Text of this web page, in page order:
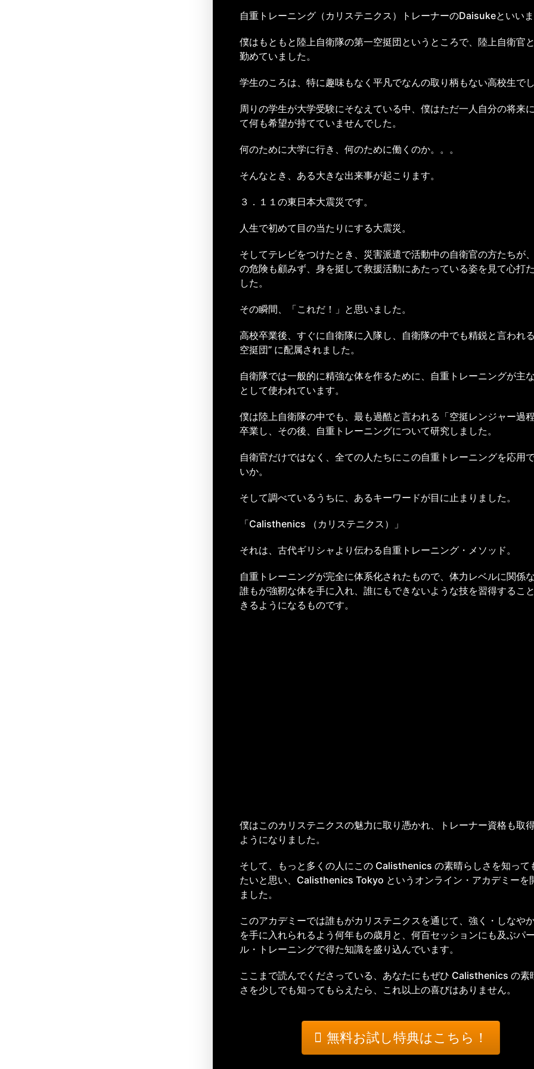
自重トレーニング（カリステニクス）トレーナーのDaisukeといいま
僕はもともと陸上自衛隊の第一空挺団というところで、陸上自衛官
勤めていました。
学生のころは、特に趣味もなく平凡でなんの取り柄もない高校生でし
周りの学生が大学受験にそなえている中、僕はただ一人自分の将来
て何も希望が持てていませんでした。
何のために大学に行き、何のために働くのか。。。
そんなとき、ある大きな出来事が起こります。
３．１１の東日本大震災です。
人生で初めて目の当たりにする大震災。
そしてテレビをつけたとき、災害派遣で活動中の自衛官の方たちが
の危険も顧みず、身を挺して救援活動にあたっている姿を見て心打
した。
その瞬間、「これだ！」と思いました。
高校卒業後、すぐに自衛隊に入隊し、自衛隊の中でも精鋭と言われ
空挺団” に配属されました。
自衛隊では一般的に精強な体を作るために、自重トレーニングが主
として使われています。
僕は陸上自衛隊の中でも、最も過酷と言われる「空挺レンジャー過
卒業し、その後、自重トレーニングについて研究しました。
自衛官だけではなく、全ての人たちにこの自重トレーニングを応用
いか。
そして調べているうちに、あるキーワードが目に止まりました。
「Calisthenics （カリステニクス）」
それは、古代ギリシャより伝わる自重トレーニング・メソッド。
自重トレーニングが完全に体系化されたもので、体力レベルに関係な
誰もが強靭な体を手に入れ、誰にもできないような技を習得するこ
きるようになるものです。
僕はこのカリステニクスの魅力に取り憑かれ、トレーナー資格も取
ようになりました。
そして、もっと多くの人にこの Calisthenics の素晴らしさを知って
たいと思い、Calisthenics Tokyo というオンライン・アカデミーを
ました。
このアカデミーでは誰もがカリステニクスを通じて、強く・しなや
を手に入れられるよう何年もの歳月と、何百セッションにも及ぶパ
ル・トレーニングで得た知識を盛り込んでいます。
ここまで読んでくださっている、あなたにもぜひ Calisthenics の素
さを少しでも知ってもらえたら、これ以上の喜びはありません。
無料お試し特典はこちら！